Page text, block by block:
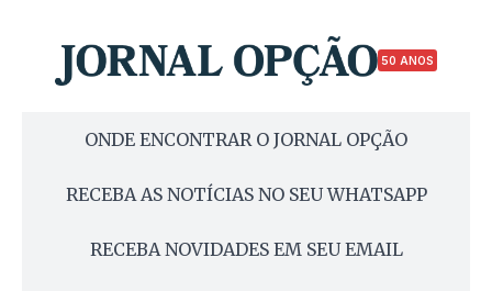
50 ANOS
ONDE ENCONTRAR O JORNAL OPÇÃO
RECEBA AS NOTÍCIAS NO SEU WHATSAPP
RECEBA NOVIDADES EM SEU EMAIL